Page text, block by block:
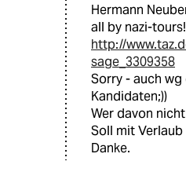
Hermann
all by nazi-
http://
sage_3309358
Sorry - auch
Kandidaten;))
Wer davon
Soll mit
Danke.